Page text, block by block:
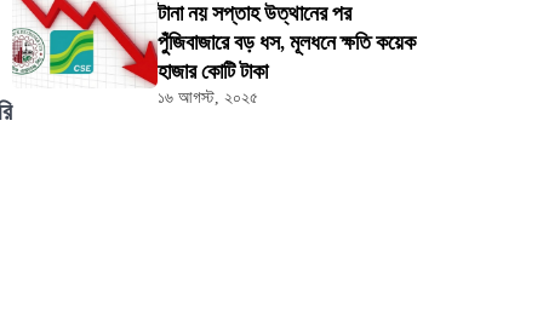
টানা নয় সপ্তাহ উত্থানের পর
পুঁজিবাজারে বড় ধস, মূলধনে ক্ষতি কয়েক
হাজার কোটি টাকা
১৬ আগস্ট, ২০২৫